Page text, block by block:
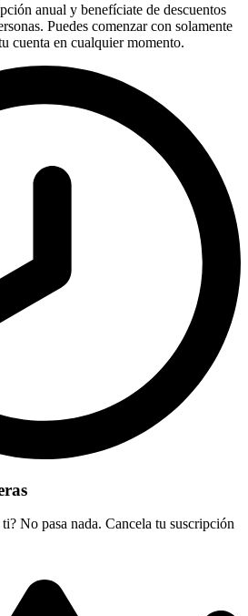
anual y benefíciate de descuentos
Puedes comenzar con solamente
cuenta en cualquier momento.
No pasa nada. Cancela tu suscripción